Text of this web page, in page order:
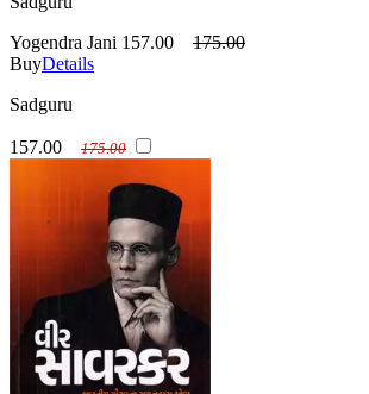
Yogendra Jani 157.00
175.00
BuyDetails
Sadguru
157.00 175.00